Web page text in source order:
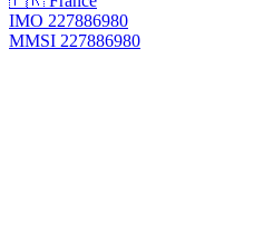
IMO 227886980
MMSI 227886980